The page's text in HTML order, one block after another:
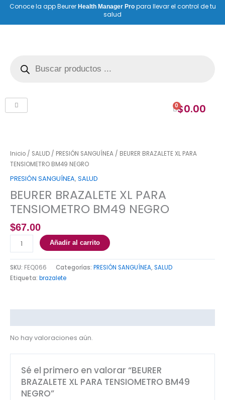
contenido
Conoce la app Beurer Health Manager Pro para llevar el control de tu
salud
productos
$0.00
0
Cart
Inicio / SALUD / PRESIÓN SANGUÍNEA / BEURER BRAZALETE XL PARA
TENSIOMETRO BM49 NEGRO
PRESIÓN SANGUÍNEA, SALUD
BEURER BRAZALETE XL PARA
TENSIOMETRO BM49 NEGRO
$67.00
XL
PARA
BM49
NEGRO
cantidad
Añadir al carrito
SKU: FEQ066 Categorías: PRESIÓN SANGUÍNEA, SALUD
Etiqueta: brazalete
No hay valoraciones aún.
Sé el primero en valorar “BEURER
BRAZALETE XL PARA TENSIOMETRO BM49
NEGRO”